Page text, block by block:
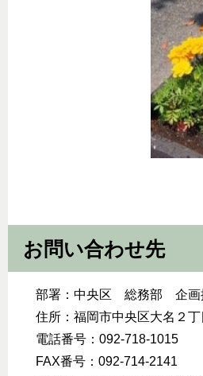
お問い合わせ先
部署：中央区 総務部 企画
住所：福岡市中央区大名２丁
電話番号：092-718-1015
FAX番号：092-714-2141